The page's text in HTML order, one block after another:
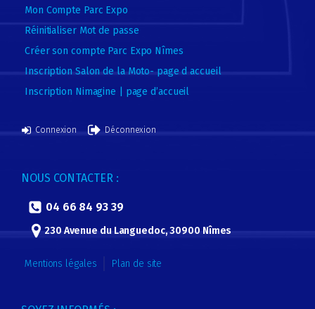
Mon Compte Parc Expo
Réinitialiser Mot de passe
Créer son compte Parc Expo Nîmes
Inscription Salon de la Moto- page d accueil
Inscription Nimagine | page d’accueil
Connexion Déconnexion
NOUS CONTACTER :
04 66 84 93 39
230 Avenue du Languedoc, 30900 Nîmes
Mentions légales Plan de site